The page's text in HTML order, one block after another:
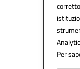
Per